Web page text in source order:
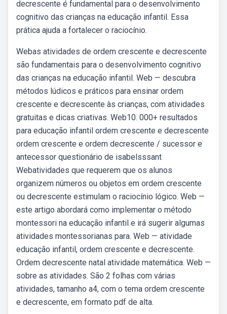
decrescente é fundamental para o desenvolvimento
cognitivo das crianças na educação infantil. Essa
prática ajuda a fortalecer o raciocínio.
Webas atividades de ordem crescente e decrescente
são fundamentais para o desenvolvimento cognitivo
das crianças na educação infantil. Web — descubra
métodos lúdicos e práticos para ensinar ordem
crescente e decrescente às crianças, com atividades
gratuitas e dicas criativas. Web10. 000+ resultados
para educação infantil ordem crescente e decrescente
ordem crescente e ordem decrescente / sucessor e
antecessor questionário de isabelsssant
Webatividades que requerem que os alunos
organizem números ou objetos em ordem crescente
ou decrescente estimulam o raciocínio lógico. Web —
este artigo abordará como implementar o método
montessori na educação infantil e irá sugerir algumas
atividades montessorianas para. Web — atividade
educação infantil, ordem crescente e decrescente.
Ordem decrescente natal atividade matemática. Web —
sobre as atividades. São 2 folhas com várias
atividades, tamanho a4, com o tema ordem crescente
e decrescente, em formato pdf de alta.